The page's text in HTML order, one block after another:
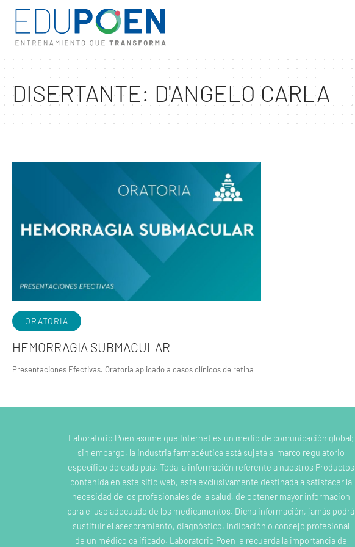
DISERTANTE:D'ANGELO CARLA
ORATORIA
HEMORRAGIA SUBMACULAR
Presentaciones Efectivas. Oratoria aplicado a casos clínicos de retina
Laboratorio Poen asume que Internet es un medio de comunicación global;
sin embargo, la industria farmacéutica está sujeta al marco regulatorio
específico de cada país. Toda la información referente a nuestros Productos
contenida en este sitio web, esta exclusivamente destinada a satisfacer la
necesidad de los profesionales de la salud, de obtener mayor información
para el uso adecuado de los medicamentos. Dicha información, jamás podrá
sustituir el asesoramiento, diagnóstico, indicación o consejo profesional
de un médico calificado. Laboratorio Poen le recuerda la importancia de